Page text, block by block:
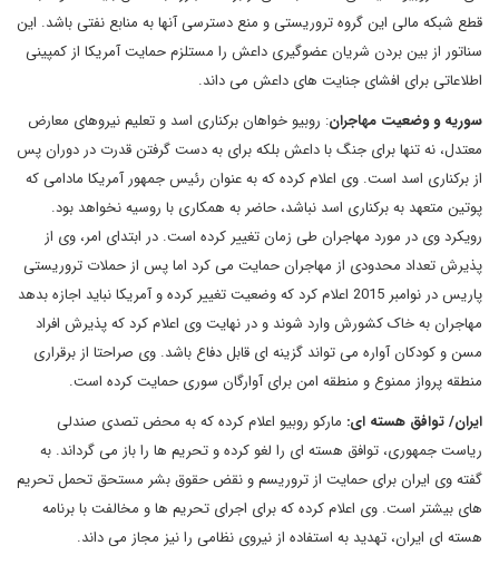
قطع شبکه مالی این گروه تروریستی و منع دسترسی آنها به منابع نفتی باشد. این
سناتور از بین بردن شریان عضوگیری داعش را مستلزم حمایت آمریکا از کمپینی
اطلاعاتی برای افشای جنایت های داعش می داند.
سوریه و وضعیت مهاجران: روبیو خواهان برکناری اسد و تعلیم نیروهای معارض
معتدل، نه تنها برای جنگ با داعش بلکه برای به دست گرفتن قدرت در دوران پس
از برکناری اسد است. وی اعلام کرده که به عنوان رئیس جمهور آمریکا مادامی که
پوتین متعهد به برکناری اسد نباشد، حاضر به همکاری با روسیه نخواهد بود.
رویکرد وی در مورد مهاجران طی زمان تغییر کرده است. در ابتدای امر، وی از
پذیرش تعداد محدودی از مهاجران حمایت می کرد اما پس از حملات تروریستی
پاریس در نوامبر 2015 اعلام کرد که وضعیت تغییر کرده و آمریکا نباید اجازه بدهد
مهاجران به خاک کشورش وارد شوند و در نهایت وی اعلام کرد که پذیرش افراد
مسن و کودکان آواره می تواند گزینه ای قابل دفاع باشد. وی صراحتا از برقراری
منطقه پرواز ممنوع و منطقه امن برای آوارگان سوری حمایت کرده است.
ایران/ توافق هسته ای: مارکو روبیو اعلام کرده که به محض تصدی صندلی
ریاست جمهوری، توافق هسته ای را لغو کرده و تحریم ها را باز می گرداند. به
گفته وی ایران برای حمایت از تروریسم و نقض حقوق بشر مستحق تحمل تحریم
های بیشتر است. وی اعلام کرده که برای اجرای تحریم ها و مخالفت با برنامه
هسته ای ایران، تهدید به استفاده از نیروی نظامی را نیز مجاز می داند.